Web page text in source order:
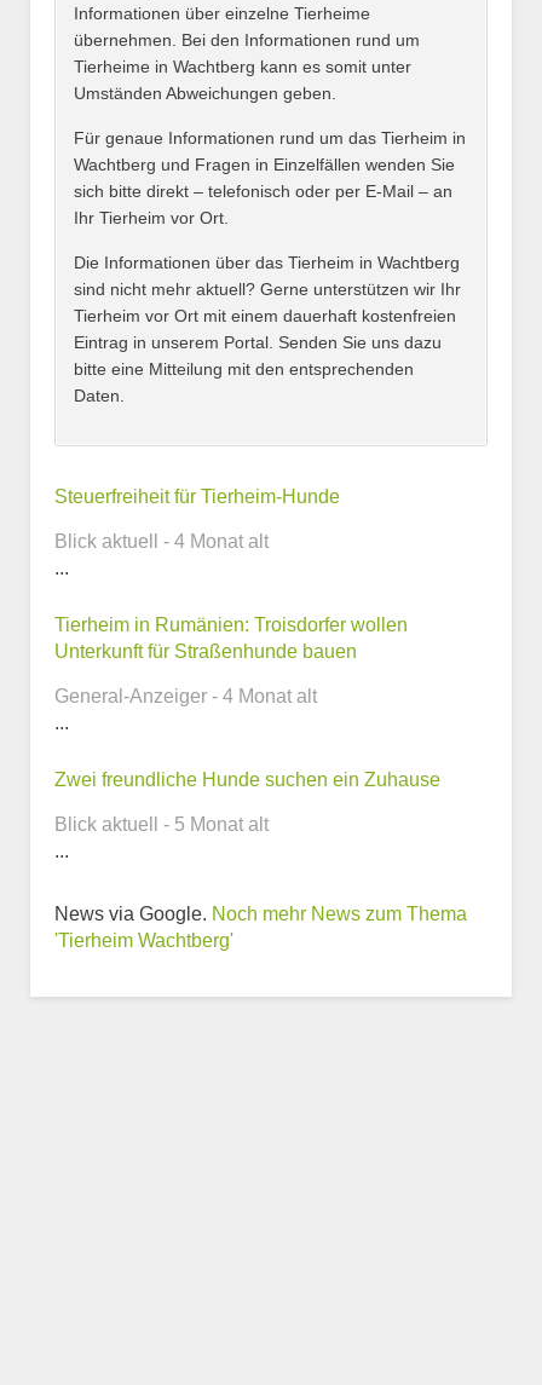
Name des Tierheims*
Kontaktmöglichkeiten
Webseite
Weitere Informationen
Informationen über einzelne Tierheime
übernehmen. Bei den Informationen rund um
Tierheime in Wachtberg kann es somit unter
Umständen Abweichungen geben.
Für genaue Informationen rund um das Tierheim in
Wachtberg und Fragen in Einzelfällen wenden Sie
sich bitte direkt – telefonisch oder per E-Mail – an
Ihr Tierheim vor Ort.
Die Informationen über das Tierheim in Wachtberg
sind nicht mehr aktuell? Gerne unterstützen wir Ihr
Tierheim vor Ort mit einem dauerhaft kostenfreien
Eintrag in unserem Portal. Senden Sie uns dazu
bitte eine Mitteilung mit den entsprechenden
Daten.
Steuerfreiheit für Tierheim-Hunde
Blick aktuell - 4 Monat alt
...
Tierheim in Rumänien: Troisdorfer wollen
Unterkunft für Straßenhunde bauen
General-Anzeiger - 4 Monat alt
...
Zwei freundliche Hunde suchen ein Zuhause
Blick aktuell - 5 Monat alt
...
News via Google. Noch mehr News zum Thema
'Tierheim Wachtberg'